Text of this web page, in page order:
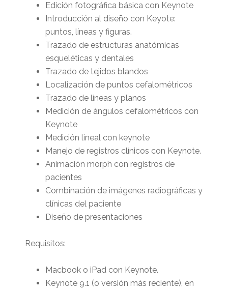
Edición fotográfica básica con Keynote
Introducción al diseño con Keyote:
puntos, líneas y figuras.
Trazado de estructuras anatómicas
esqueléticas y dentales
Trazado de tejidos blandos
Localización de puntos cefalométricos
Trazado de líneas y planos
Medición de ángulos cefalométricos con
Keynote
Medición lineal con keynote
Manejo de registros clínicos con Keynote.
Animación morph con registros de
pacientes
Combinación de imágenes radiográficas y
clínicas del paciente
Diseño de presentaciones
Requisitos:
Macbook o iPad con Keynote.
Keynote 9.1 (o versión más reciente), en